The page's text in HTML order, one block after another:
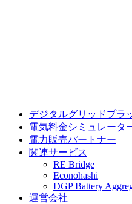
デジタルグリッドプラ
電気料金シミュレータ
電力販売パートナー
関連サービス
RE Bridge
Econohashi
DGP Battery
運営会社